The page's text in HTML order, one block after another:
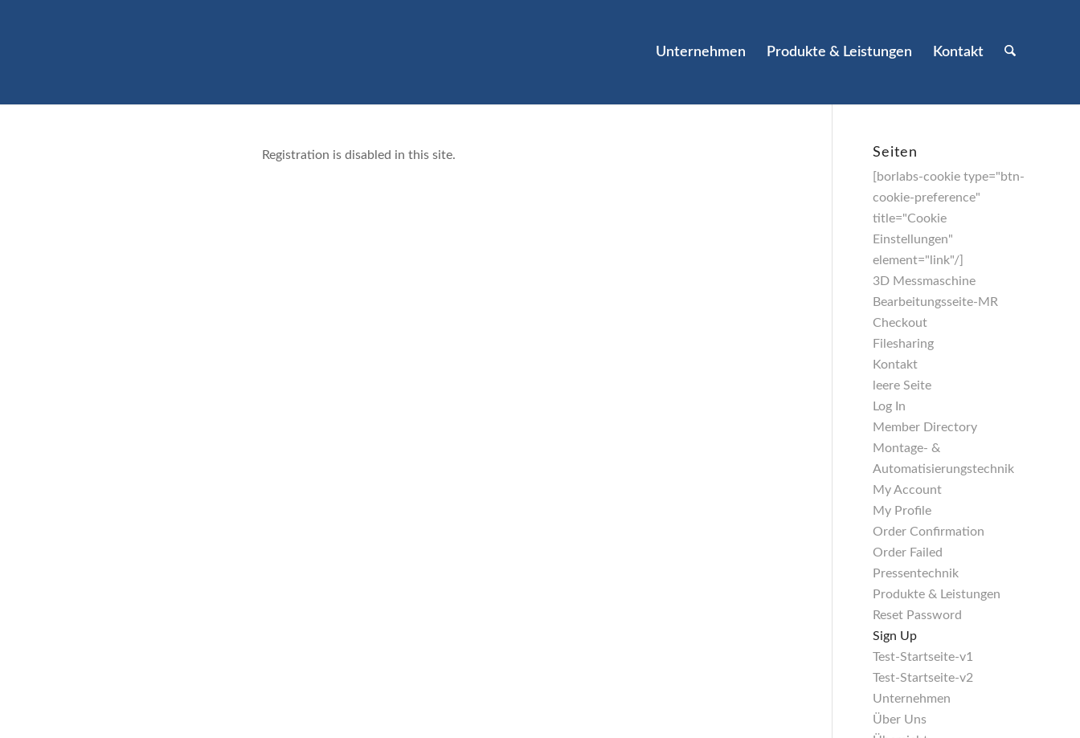
Unternehmen Produkte & Leistungen Kontakt
Registration is disabled in this site. Seiten
[borlabs-cookie type="btn-
cookie-preference"
title="Cookie
Einstellungen"
element="link"/]
3D Messmaschine
Bearbeitungsseite-MR
Checkout
Filesharing
Kontakt
leere Seite
Log In
Member Directory
Montage- &
Automatisierungstechnik
My Account
My Profile
Order Confirmation
Order Failed
Pressentechnik
Produkte & Leistungen
Reset Password
Sign Up
Test-Startseite-v1
Test-Startseite-v2
Unternehmen
Über Uns